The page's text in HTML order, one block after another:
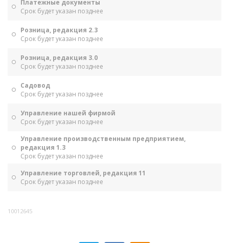
Платежные документы
Срок будет указан позднее
Розница, редакция 2.3
Срок будет указан позднее
Розница, редакция 3.0
Срок будет указан позднее
Садовод
Срок будет указан позднее
Управление нашей фирмой
Срок будет указан позднее
Управление производственным предприятием,
редакция 1.3
Срок будет указан позднее
Управление торговлей, редакция 11
Срок будет указан позднее
10012645